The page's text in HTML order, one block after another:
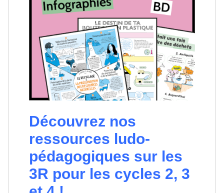
Découvrez nos
ressources ludo-
pédagogiques sur les
3R pour les cycles 2, 3